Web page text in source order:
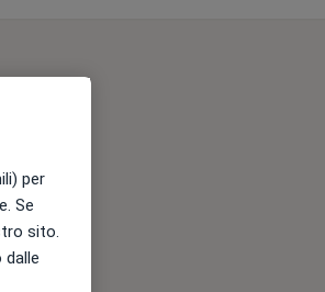
per
Se
sito.